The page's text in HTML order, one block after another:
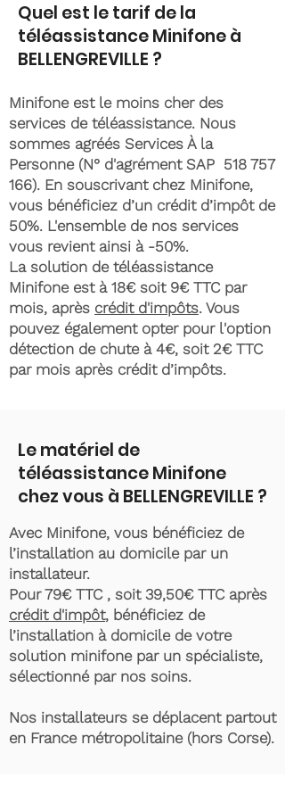
Quel est le tarif de la
téléassistance Minifone à
BELLENGREVILLE ?
Minifone est le moins cher des
services de téléassistance. Nous
sommes agréés Services À la
Personne (N° d'agrément SAP 518 757
166). En souscrivant chez Minifone,
vous bénéficiez d’un crédit d’impôt de
50%. L'ensemble de nos services
vous revient ainsi à -50%.
La solution de téléassistance
Minifone est à 18€ soit 9€ TTC par
mois, après crédit d'impôts. Vous
pouvez également opter pour l'option
détection de chute à 4€, soit 2€ TTC
par mois après crédit d’impôts.
Le matériel de
téléassistance Minifone
chez vous à BELLENGREVILLE ?
Avec Minifone, vous bénéficiez de
l’installation au domicile par un
installateur.
Pour 79€ TTC , soit 39,50€ TTC après
crédit d'impôt, bénéficiez de
l’installation à domicile de votre
solution minifone par un spécialiste,
sélectionné par nos soins.
Nos installateurs se déplacent partout
en France métropolitaine (hors Corse).